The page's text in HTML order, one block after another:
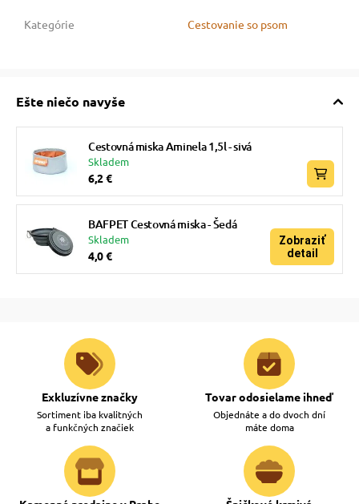
Kategórie Cestovanie so psom
Ešte niečo navyše
Cestovná miska Aminela 1,5l - sivá
Skladem
6,2 €
BAFPET Cestovná miska - Šedá
Skladem
4,0 €
Zobraziť
detail
Exkluzívne značky
Sortiment iba kvalitných
a funkčných značiek
Tovar odosielame ihneď
Objednáte a do dvoch dní
máte doma